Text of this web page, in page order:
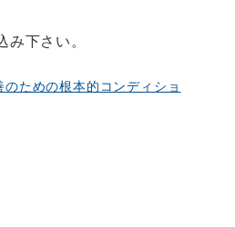
下さい。
ための根本的コンディショ